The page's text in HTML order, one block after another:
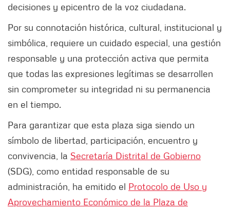
decisiones y epicentro de la voz ciudadana.
Por su connotación histórica, cultural, institucional y
simbólica, requiere un cuidado especial, una gestión
responsable y una protección activa que permita
que todas las expresiones legítimas se desarrollen
sin comprometer su integridad ni su permanencia
en el tiempo.
Para garantizar que esta plaza siga siendo un
símbolo de libertad, participación, encuentro y
convivencia, la Secretaría Distrital de Gobierno
(SDG), como entidad responsable de su
administración, ha emitido el Protocolo de Uso y
Aprovechamiento Económico de la Plaza de